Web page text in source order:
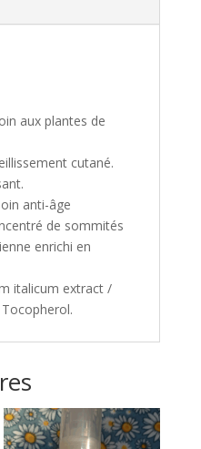
aux plantes de
cutané.
anti-âge
de sommités
enrichi en
italicum extract /